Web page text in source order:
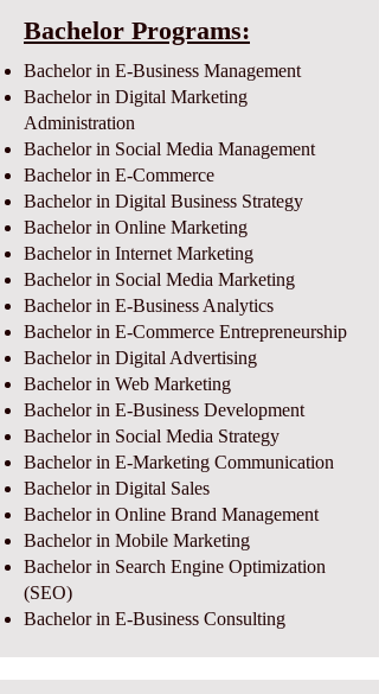
Bachelor Programs:
Bachelor in E-Business Management
Bachelor in Digital Marketing
Administration
Bachelor in Social Media Management
Bachelor in E-Commerce
Bachelor in Digital Business Strategy
Bachelor in Online Marketing
Bachelor in Internet Marketing
Bachelor in Social Media Marketing
Bachelor in E-Business Analytics
Bachelor in E-Commerce Entrepreneurship
Bachelor in Digital Advertising
Bachelor in Web Marketing
Bachelor in E-Business Development
Bachelor in Social Media Strategy
Bachelor in E-Marketing Communication
Bachelor in Digital Sales
Bachelor in Online Brand Management
Bachelor in Mobile Marketing
Bachelor in Search Engine Optimization
(SEO)
Bachelor in E-Business Consulting